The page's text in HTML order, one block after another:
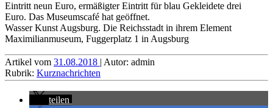
Eintritt neun Euro, ermäßigter Eintritt für blau Gekleidete drei
Euro. Das Museumscafé hat geöffnet.
Wasser Kunst Augsburg. Die Reichsstadt in ihrem Element
Maximilianmuseum, Fuggerplatz 1 in Augsburg
Artikel vom 31.08.2018 | Autor: admin
Rubrik: Kurznachrichten
teilen